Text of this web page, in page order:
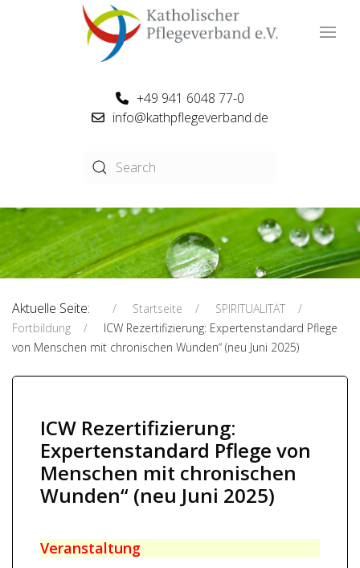
+49 941 6048 77-0
info@kathpflegeverband.de
Aktuelle Seite: Startseite
SPIRITUALITÄT
Fortbildung
ICW Rezertifizierung: Expertenstandard Pflege
von Menschen mit chronischen Wunden“ (neu Juni 2025)
ICW Rezertifizierung:
Expertenstandard Pflege von
Menschen mit chronischen
Wunden“ (neu Juni 2025)
Veranstaltung